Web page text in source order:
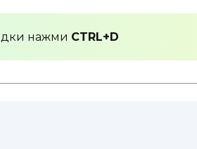
нажми CTRL+D